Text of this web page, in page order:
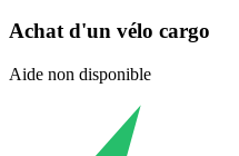
Achat d'un vélo cargo
Aide non disponible